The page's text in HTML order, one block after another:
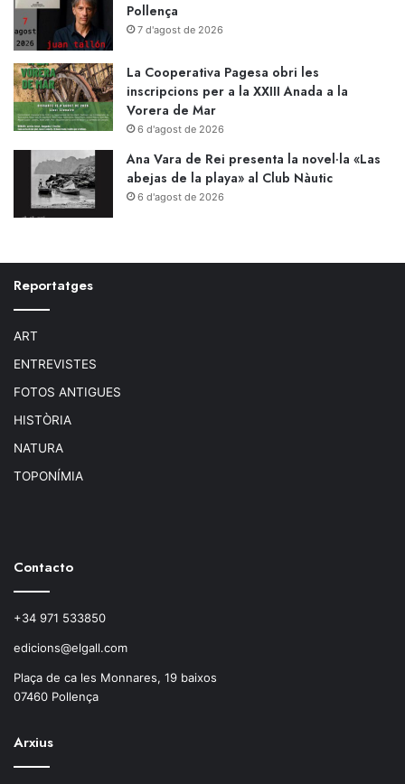
Pollença
7 d'agost de 2026
La Cooperativa Pagesa obri les
inscripcions per a la XXIII Anada a la
Vorera de Mar
6 d'agost de 2026
Ana Vara de Rei presenta la novel·la «Las
abejas de la playa» al Club Nàutic
6 d'agost de 2026
Reportatges
ART
ENTREVISTES
FOTOS ANTIGUES
HISTÒRIA
NATURA
TOPONÍMIA
Contacto
+34 971 533850
edicions@elgall.com
Plaça de ca les Monnares, 19 baixos
07460 Pollença
Arxius